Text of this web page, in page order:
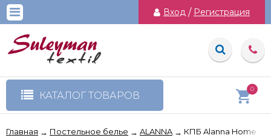
Вход / Регистрация
КАТАЛОГ ТОВАРОВ
0
Главная → Постельное белье → ALANNA → КПБ Alanna Home на